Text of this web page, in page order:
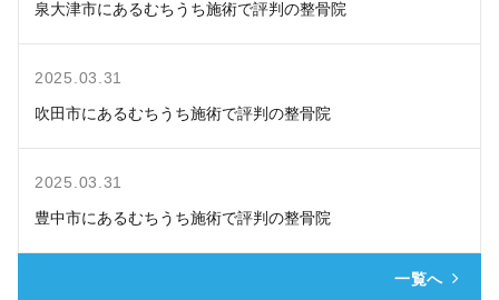
泉大津市にあるむちうち施術で評判の整骨院
2025.03.31
吹田市にあるむちうち施術で評判の整骨院
2025.03.31
豊中市にあるむちうち施術で評判の整骨院
一覧へ